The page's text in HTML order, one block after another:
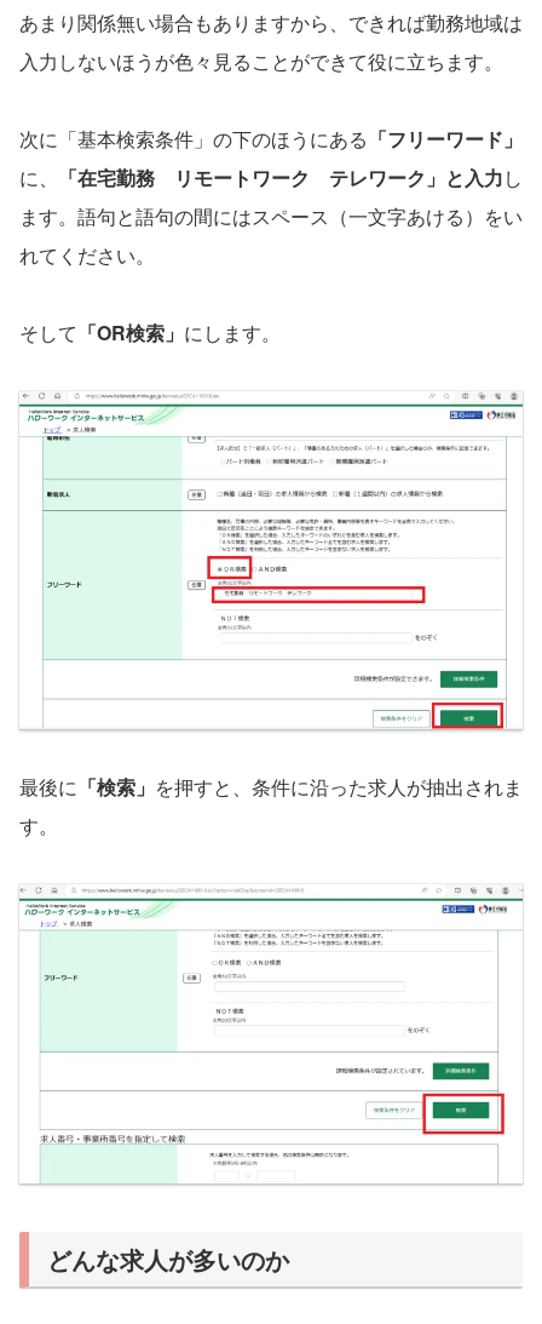
あまり関係無い場合もありますから、できれば勤務地域は
入力しないほうが色々見ることができて役に立ちます。
次に「基本検索条件」の下のほうにある 「フリーワード」
に、
「在宅勤務 リモートワーク テレワーク」と入力し
ます。語句と語句の間にはスペース（一文字あける）をい
れてください。
そして 「OR検索」 にします。
最後に 「検索」 を押すと、条件に沿った求人が抽出されま
す。
どんな求人が多いのか